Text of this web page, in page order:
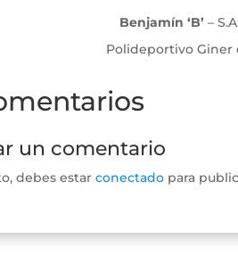
Benjamín ‘B’ –
Polideportivo Giner
un comentario
debes estarconectado para